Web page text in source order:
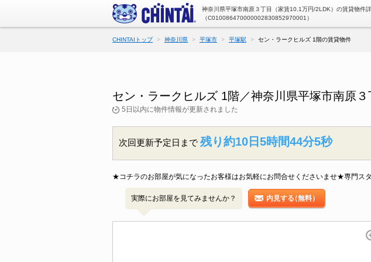
神奈川県平塚市南原３丁目（家賃10.1万円/2LDK）の賃貸物件
（C010086470000002830852970001）
CHINTAIトップ 神奈川県 平塚市 平塚駅 セン・ラークヒルズ 1階の賃貸物件
セン・ラークヒルズ 1階／神奈川県平塚市南原
5日以内に物件情報が更新されました
次回更新予定日まで 残り約10日5時間44分4秒
★コチラのお部屋が気になったお客様はお気軽にお問合せくださいませ★専門ス
実際にお部屋を見てみませんか？ 内見する（無料）